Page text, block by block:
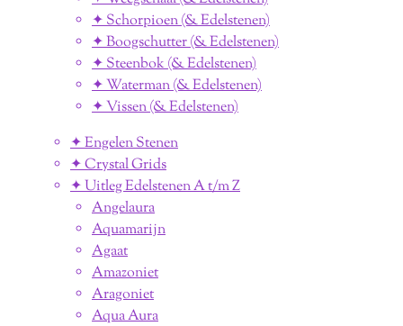
✦ Schorpioen (& Edelstenen)
✦ Boogschutter (& Edelstenen)
✦ Steenbok (& Edelstenen)
✦ Waterman (& Edelstenen)
✦ Vissen (& Edelstenen)
✦ Engelen Stenen
✦ Crystal Grids
✦ Uitleg Edelstenen A t/m Z
Angelaura
Aquamarijn
Agaat
Amazoniet
Aragoniet
Aqua Aura